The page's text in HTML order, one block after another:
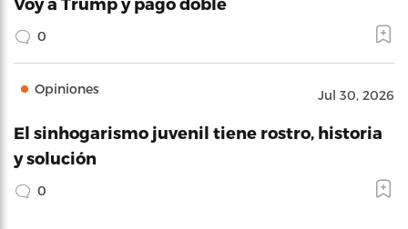
0
Opiniones Jul 30, 2026
El sinhogarismo juvenil tiene rostro, historia
y solución
0